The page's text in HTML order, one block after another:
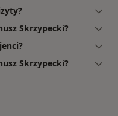
Skrzypecki?
Skrzypecki?